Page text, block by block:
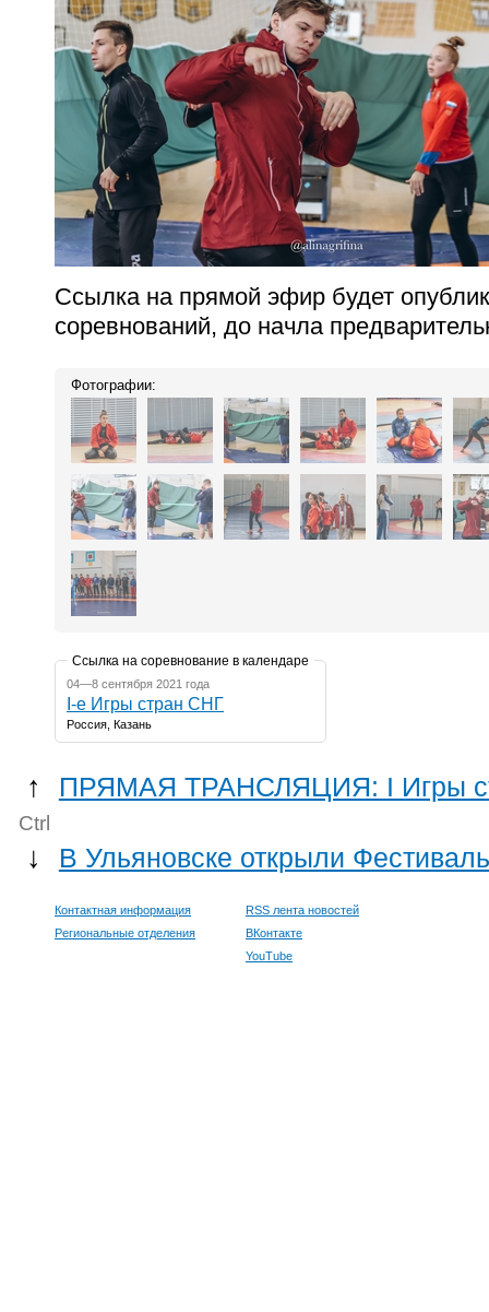
Ссылка на прямой эфир будет
соревнований, до начла
Фотографии:
Ссылка на соревнование в календаре
04—8 сентября 2021 года
I-е Игры стран СНГ
Россия, Казань
↑ ПРЯМАЯ ТРАНСЛЯЦИЯ: I Игры
Ctrl
↓ В Ульяновске открыли
Контактная информация
Региональные отделения
RSS лента новостей
ВКонтакте
YouTube